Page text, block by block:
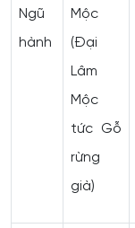
Ngũ
hành
Mộc
(Đại
Lâm
Mộc
tức Gỗ
rừng
già)